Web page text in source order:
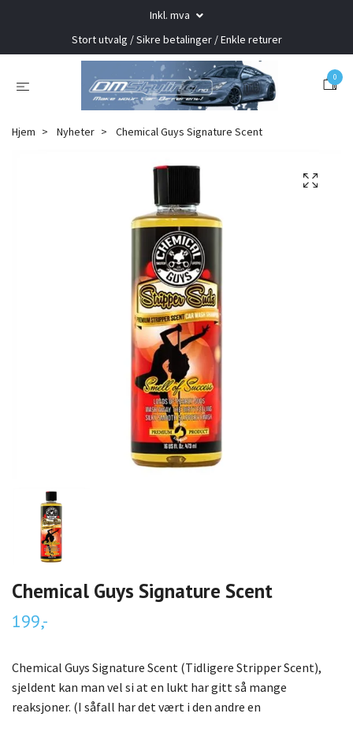
Inkl. mva
Stort utvalg / Sikre betalinger / Enkle returer
0
Hjem Nyheter Chemical Guys Signature Scent
Chemical Guys Signature Scent
199,-
Chemical Guys Signature Scent (Tidligere Stripper Scent),
sjeldent kan man vel si at en lukt har gitt så mange
reaksjoner. (I såfall har det vært i den andre en